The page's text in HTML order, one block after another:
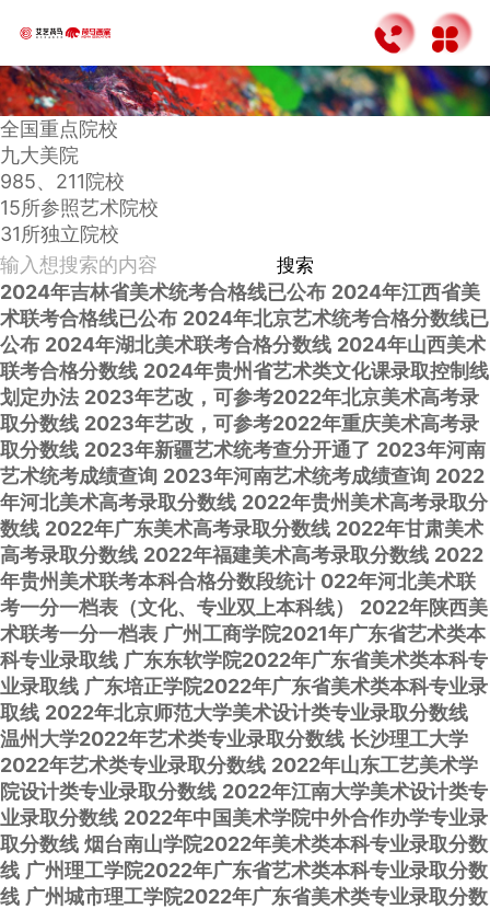
全国重点院校
九大美院
985、211院校
15所参照艺术院校
31所独立院校
搜索
2024年吉林省美术统考合格线已公布 2024年江西省美
术联考合格线已公布 2024年北京艺术统考合格分数线已
公布 2024年湖北美术联考合格分数线 2024年山西美术
联考合格分数线 2024年贵州省艺术类文化课录取控制线
划定办法 2023年艺改，可参考2022年北京美术高考录
取分数线 2023年艺改，可参考2022年重庆美术高考录
取分数线 2023年新疆艺术统考查分开通了 2023年河南
艺术统考成绩查询 2023年河南艺术统考成绩查询 2022
年河北美术高考录取分数线 2022年贵州美术高考录取分
数线 2022年广东美术高考录取分数线 2022年甘肃美术
高考录取分数线 2022年福建美术高考录取分数线 2022
年贵州美术联考本科合格分数段统计 022年河北美术联
考一分一档表（文化、专业双上本科线）
2022年陕西美
术联考一分一档表 广州工商学院2021年广东省艺术类本
科专业录取线 广东东软学院2022年广东省美术类本科专
业录取线 广东培正学院2022年广东省美术类本科专业录
取线 2022年北京师范大学美术设计类专业录取分数线
温州大学2022年艺术类专业录取分数线 长沙理工大学
2022年艺术类专业录取分数线 2022年山东工艺美术学
院设计类专业录取分数线 2022年江南大学美术设计类专
业录取分数线 2022年中国美术学院中外合作办学专业录
取分数线 烟台南山学院2022年美术类本科专业录取分数
线 广州理工学院2022年广东省艺术类本科专业录取分数
线 广州城市理工学院2022年广东省美术类专业录取分数